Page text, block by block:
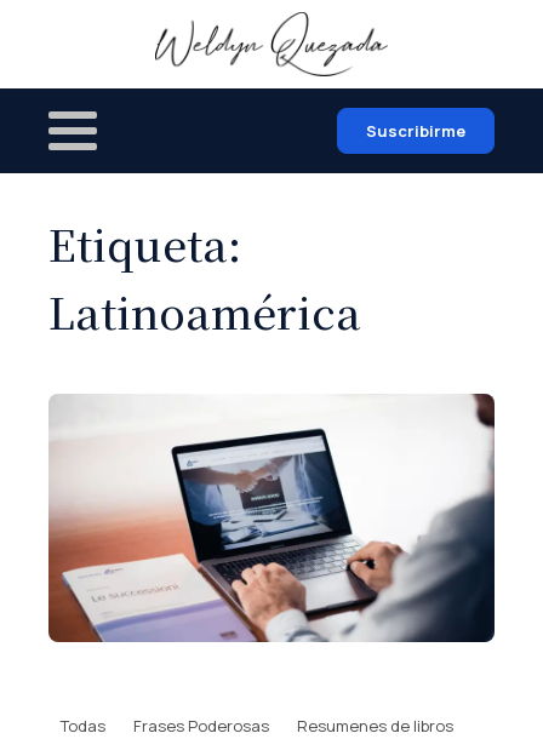
Suscribirme
Etiqueta:
Latinoamérica
Todas Frases Poderosas Resumenes de libros